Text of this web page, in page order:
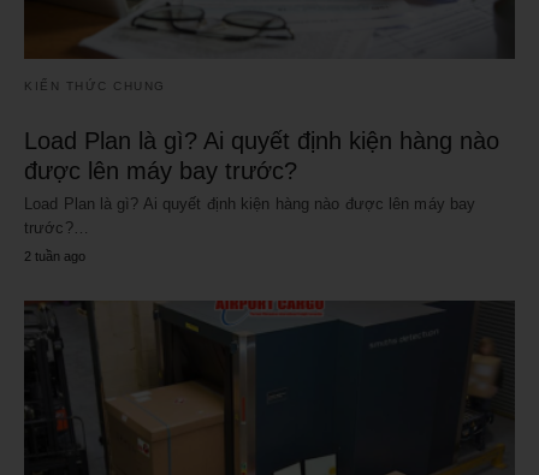
KIẾN THỨC CHUNG
Load Plan là gì? Ai quyết định kiện hàng nào
được lên máy bay trước?
Load Plan là gì? Ai quyết định kiện hàng nào được lên máy bay
trước?…
2 tuần ago